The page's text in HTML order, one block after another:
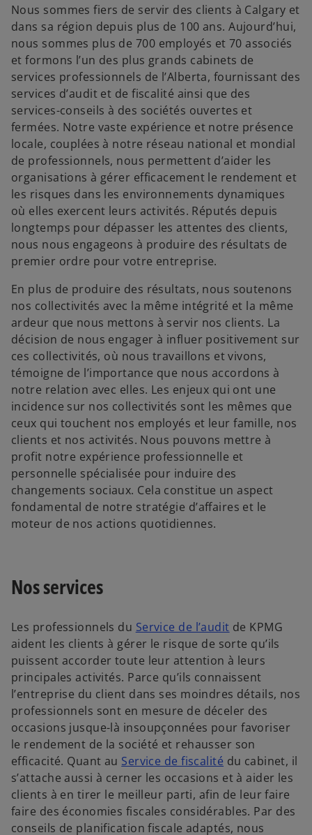
Nous sommes fiers de servir des clients à Calgary et
dans sa région depuis plus de 100 ans. Aujourd’hui,
nous sommes plus de 700 employés et 70 associés
et formons l’un des plus grands cabinets de
services professionnels de l’Alberta, fournissant des
services d’audit et de fiscalité ainsi que des
services-conseils à des sociétés ouvertes et
fermées. Notre vaste expérience et notre présence
locale, couplées à notre réseau national et mondial
de professionnels, nous permettent d’aider les
organisations à gérer efficacement le rendement et
les risques dans les environnements dynamiques
où elles exercent leurs activités. Réputés depuis
longtemps pour dépasser les attentes des clients,
nous nous engageons à produire des résultats de
premier ordre pour votre entreprise.
En plus de produire des résultats, nous soutenons
nos collectivités avec la même intégrité et la même
ardeur que nous mettons à servir nos clients. La
décision de nous engager à influer positivement sur
ces collectivités, où nous travaillons et vivons,
témoigne de l’importance que nous accordons à
notre relation avec elles. Les enjeux qui ont une
incidence sur nos collectivités sont les mêmes que
ceux qui touchent nos employés et leur famille, nos
clients et nos activités. Nous pouvons mettre à
profit notre expérience professionnelle et
personnelle spécialisée pour induire des
changements sociaux. Cela constitue un aspect
fondamental de notre stratégie d’affaires et le
moteur de nos actions quotidiennes.
Nos services
Les professionnels du Service de l’audit de KPMG
aident les clients à gérer le risque de sorte qu’ils
puissent accorder toute leur attention à leurs
principales activités. Parce qu’ils connaissent
l’entreprise du client dans ses moindres détails, nos
professionnels sont en mesure de déceler des
occasions jusque-là insoupçonnées pour favoriser
le rendement de la société et rehausser son
efficacité. Quant au Service de fiscalité du cabinet, il
s’attache aussi à cerner les occasions et à aider les
clients à en tirer le meilleur parti, afin de leur faire
faire des économies fiscales considérables. Par des
conseils de planification fiscale adaptés, nous